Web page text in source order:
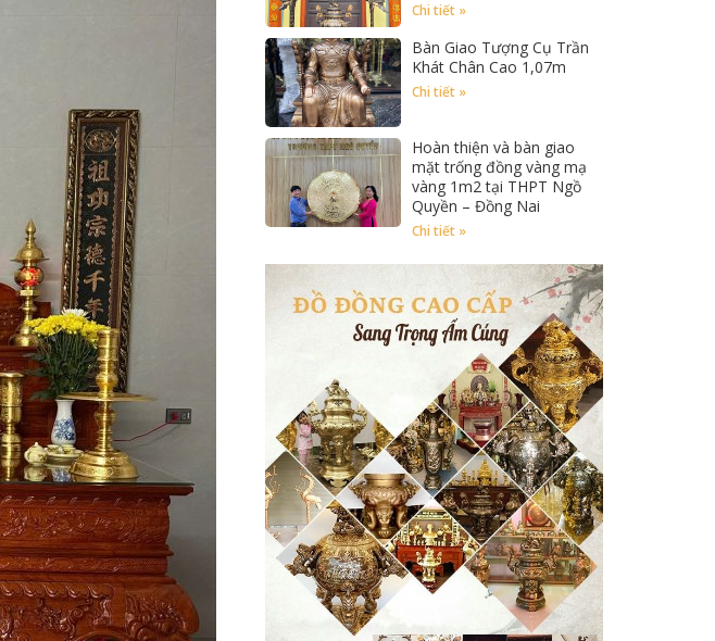
Chi tiết »
Bàn Giao Tượng Cụ Trần
Khát Chân Cao 1,07m
Chi tiết »
Hoàn thiện và bàn giao
mặt trống đồng vàng mạ
vàng 1m2 tại THPT Ngồ
Quyền – Đồng Nai
Chi tiết »